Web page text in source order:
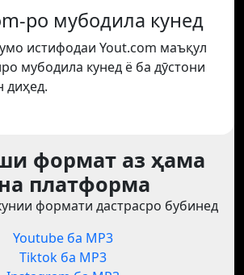
ро мубодила кунед
истифодаи Yout.com маъқул
мубодила кунед ё ба дӯстони
диҳед.
формат аз ҳама
платформа
формати дастрасро бубинед
Youtube ба MP3
Tiktok ба MP3